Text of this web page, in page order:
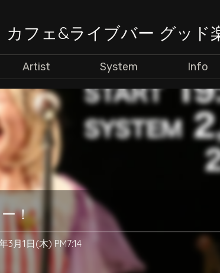
カフェ&ライブバー グッド
Artist System Info
！
3月1日(木) PM7:14